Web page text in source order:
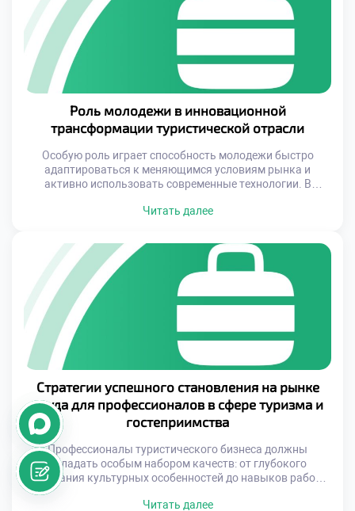
развитие […]
Роль молодежи в инновационной
трансформации туристической отрасли
Особую роль играет способность молодежи быстро
адаптироваться к меняющимся условиям рынка и
активно использовать современные технологии. В
молодые профессионалы демонстрируют высокую
инициатив. Это создает уникальные возможности для
качественного обновления всей отрасли. Подготовка
квалифицированных специалистов становится ключевым
фактором успешного развития туристической индустрии.
Образовательные учреждения, предлагающие […]
Читать далее
Стратегии успешного становления на рынке
труда для профессионалов в сфере туризма и
гостеприимства
Профессионалы туристического бизнеса должны
обладать особым набором качеств: от глубокого
понимания культурных особенностей до навыков работы
с современными технологиями. В условиях высокой
конкуренции важно заранее подготовиться к поиску
Читать далее